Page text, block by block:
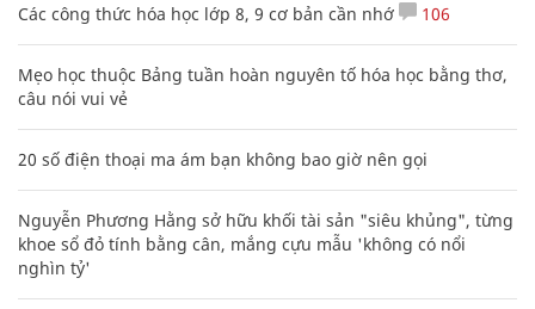
Các công thức hóa học lớp 8, 9 cơ bản cần nhớ 106
Mẹo học thuộc Bảng tuần hoàn nguyên tố hóa học bằng thơ,
câu nói vui vẻ
20 số điện thoại ma ám bạn không bao giờ nên gọi
Nguyễn Phương Hằng sở hữu khối tài sản "siêu khủng", từng
khoe sổ đỏ tính bằng cân, mắng cựu mẫu 'không có nổi
nghìn tỷ'